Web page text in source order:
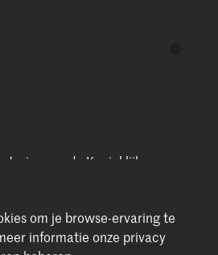
en de Koninklijke
Kunsten vormen samen
Den Haag.
om je browse-ervaring te
informatie onze privacy